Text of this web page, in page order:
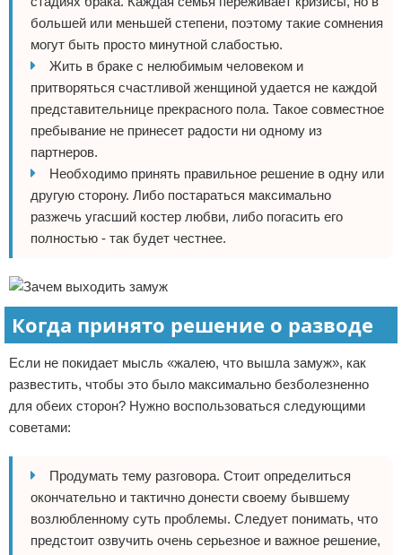
большей или меньшей степени, поэтому такие сомнения
могут быть просто минутной слабостью.
Жить в браке с нелюбимым человеком и
притворяться счастливой женщиной удается не каждой
представительнице прекрасного пола. Такое совместное
пребывание не принесет радости ни одному из
партнеров.
Необходимо принять правильное решение в одну или
другую сторону. Либо постараться максимально
разжечь угасший костер любви, либо погасить его
полностью - так будет честнее.
Когда принято решение о разводе
Если не покидает мысль «жалею, что вышла замуж», как
развестить, чтобы это было максимально безболезненно
для обеих сторон? Нужно воспользоваться следующими
советами:
Продумать тему разговора. Стоит определиться
окончательно и тактично донести своему бывшему
возлюбленному суть проблемы. Следует понимать, что
предстоит озвучить очень серьезное и важное решение,